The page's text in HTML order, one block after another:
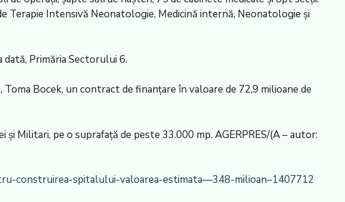
Terapie Intensivă Neonatologie, Medicină internă, Neonatologie şi
Primăria Sectorului 6.
Bocek, un contract de finanţare în valoare de 72,9 milioane de
Militari, pe o suprafaţă de peste 33.000 mp. AGERPRES/(A – autor:
construirea-spitalului-valoarea-estimata—348-milioan–1407712